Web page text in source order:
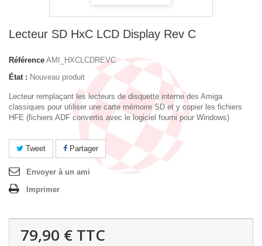
Lecteur SD HxC LCD Display Rev C
Référence AMI_HXCLCDREVC
État : Nouveau produit
Lecteur remplaçant les lecteurs de disquette interne des Amiga
classiques pour utiliser une carte mémoire SD et y copier les fichiers
HFE (fichiers ADF convertis avec le logiciel fourni pour Windows)
Tweet Partager
Envoyer à un ami
Imprimer
79,90 € TTC